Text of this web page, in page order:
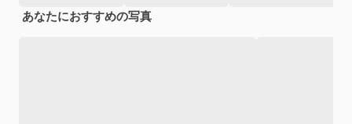
あなたにおすすめの写真